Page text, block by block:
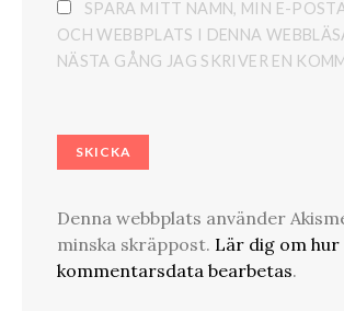
SPARA MITT NAMN, MIN E-
OCH WEBBPLATS I DENNA
NÄSTA GÅNG JAG SKRIVER EN
Denna webbplats använder
minska skräppost. Lär dig om hur
kommentarsdata bearbetas.